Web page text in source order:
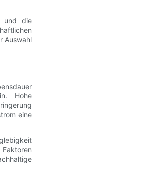
und die
Auswahl
Hohe
eine